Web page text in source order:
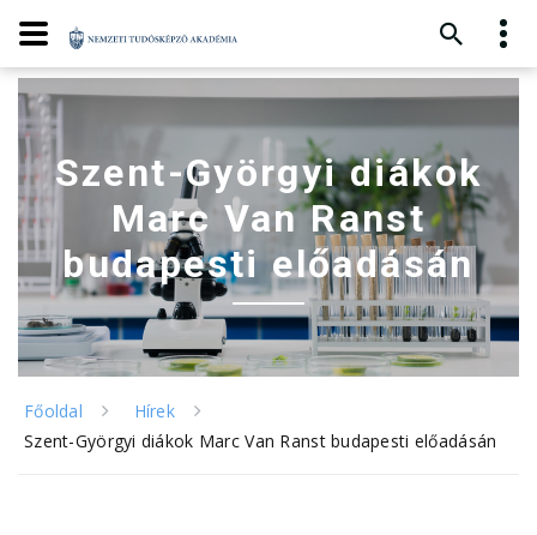
Szent-Györgyi diákok
Marc Van Ranst
budapesti előadásán
Főoldal
Hírek
Szent-Györgyi diákok Marc Van Ranst budapesti előadásán